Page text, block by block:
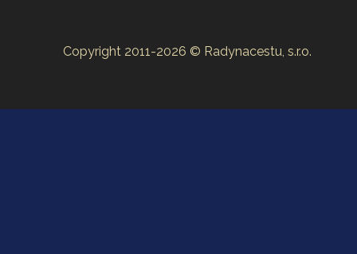
Copyright 2011-2026 © Radynacestu, s.r.o.